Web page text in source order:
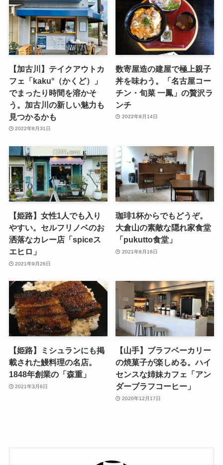
【加古川】テイクアウトカ
フェ「kaku°（かくど）」
でまったり時間を溶かそ
う。加古川の新しい魅力も
見つかるかも
2022年8月31日
数寄屋造の建屋で極上親子
丼を味わう。「名古屋コー
チン・旬菜 一鳳」の贅沢ラ
ンチ
2022年8月14日
【姫路】女性1人でも入り
やすい。セルフリノベのお
洒落なカレー店「spiceス
エヒロ」
2021年9月26日
珈琲1杯からでもどうぞ。
大倉山の素敵な隠れ家食堂
「pukutto食堂」
2021年8月16日
【姫路】ミシュランにも掲
載された鰻料理の名店。
1848年創業の「森重」
2021年3月6日
【山手】ブラフベーカリー
の焼菓子が楽しめる。ハイ
センスな姉妹カフェ「アン
ダーブラフコーヒー」
2020年12月17日